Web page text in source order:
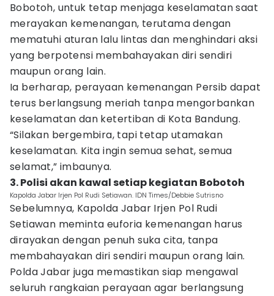
Bobotoh, untuk tetap menjaga keselamatan saat
merayakan kemenangan, terutama dengan
mematuhi aturan lalu lintas dan menghindari aksi
yang berpotensi membahayakan diri sendiri
maupun orang lain.
Ia berharap, perayaan kemenangan Persib dapat
terus berlangsung meriah tanpa mengorbankan
keselamatan dan ketertiban di Kota Bandung.
“Silakan bergembira, tapi tetap utamakan
keselamatan. Kita ingin semua sehat, semua
selamat,” imbaunya.
3. Polisi akan kawal setiap kegiatan Bobotoh
Kapolda Jabar Irjen Pol Rudi Setiawan. IDN Times/Debbie Sutrisno
Sebelumnya, Kapolda Jabar Irjen Pol Rudi
Setiawan meminta euforia kemenangan harus
dirayakan dengan penuh suka cita, tanpa
membahayakan diri sendiri maupun orang lain.
Polda Jabar juga memastikan siap mengawal
seluruh rangkaian perayaan agar berlangsung